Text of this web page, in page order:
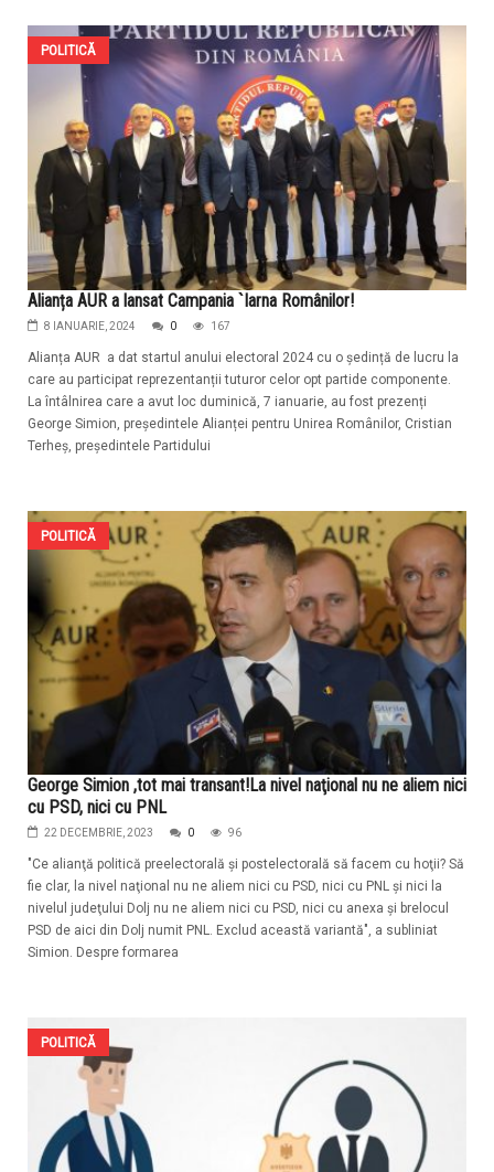
POLITICĂ
Alianța AUR a lansat Campania `Iarna Românilor!
8 IANUARIE, 2024 0 167
Alianța AUR a dat startul anului electoral 2024 cu o ședință de lucru la
care au participat reprezentanții tuturor celor opt partide componente.
La întâlnirea care a avut loc duminică, 7 ianuarie, au fost prezenți
George Simion, președintele Alianței pentru Unirea Românilor, Cristian
Terheș, președintele Partidului
POLITICĂ
George Simion ,tot mai transant!La nivel naţional nu ne aliem nici
cu PSD, nici cu PNL
22 DECEMBRIE, 2023 0 96
"Ce alianţă politică preelectorală şi postelectorală să facem cu hoţii? Să
fie clar, la nivel naţional nu ne aliem nici cu PSD, nici cu PNL şi nici la
nivelul judeţului Dolj nu ne aliem nici cu PSD, nici cu anexa şi brelocul
PSD de aici din Dolj numit PNL. Exclud această variantă", a subliniat
Simion. Despre formarea
POLITICĂ